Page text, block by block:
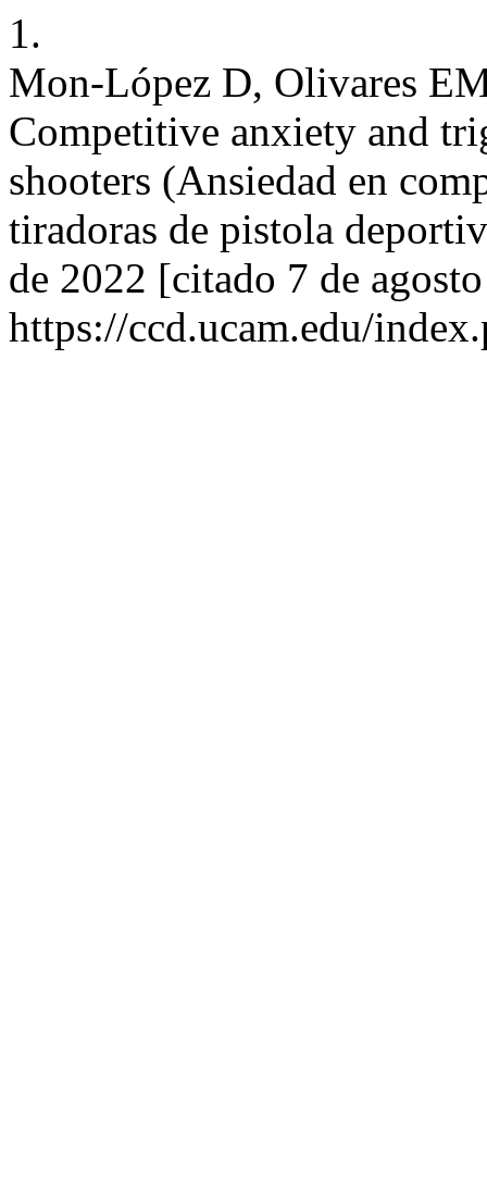
1.
Mon-López D, Olivares
Competitive anxiety and
shooters (Ansiedad en
tiradoras de pistola
de 2022 [citado 7 de
https://ccd.ucam.edu/